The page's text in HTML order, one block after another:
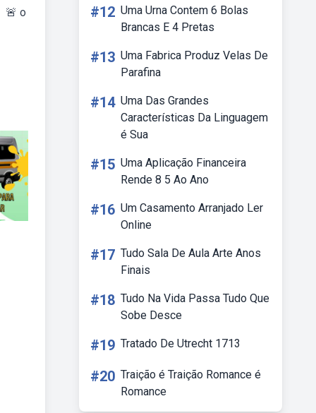
🚨 o #12 Uma Urna Contem 6 Bolas
Brancas E 4 Pretas
#13 Uma Fabrica Produz Velas De
Parafina
#14 Uma Das Grandes
Características Da Linguagem
é Sua
#15 Uma Aplicação Financeira
Rende 8 5 Ao Ano
#16 Um Casamento Arranjado Ler
Online
#17 Tudo Sala De Aula Arte Anos
Finais
#18 Tudo Na Vida Passa Tudo Que
Sobe Desce
#19 Tratado De Utrecht 1713
#20 Traição é Traição Romance é
Romance